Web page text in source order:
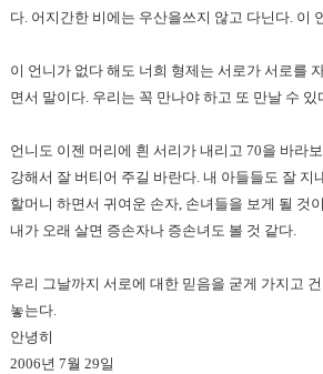
다. 어지간한 비에는 우산을쓰지 않고 다닌다. 이
이 언니가 없다 해도 너희 형제는 서로가 서로를
면서 말이다. 우리는 꼭 만나야 하고 또 만날 수 있
언니도 이젠 머리에 흰 서리가 내리고 70을 바라
강해서 잘 버티어 주길 바란다. 내 아들들도 잘
할머니 하면서 귀여운 손자, 손녀들을 보게 될 것
내가 오래 살면 증손자나 증손녀도 볼 것 같다.
우리 그날까지 서로에 대한 믿음을 굳게 가지고
놓는다.
안녕히
2006년 7월 29일